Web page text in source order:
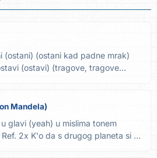
(ostani) (ostani kad padne mrak)
(ostavi) (tragove, tragove
Mandela)
glavi (yeah) u mislima tonem
2x K'o da s drugog planeta si s